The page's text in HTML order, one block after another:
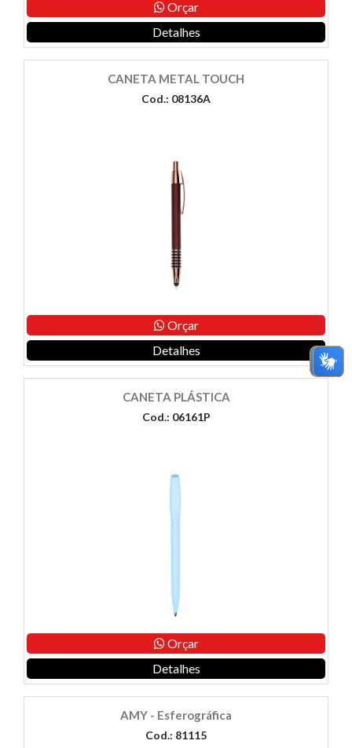
Orçar
Detalhes
CANETA METAL TOUCH
Cod.: 08136A
Orçar
Detalhes
CANETA PLÁSTICA
Cod.: 06161P
Orçar
Detalhes
AMY - Esferográfica
Cod.: 81115